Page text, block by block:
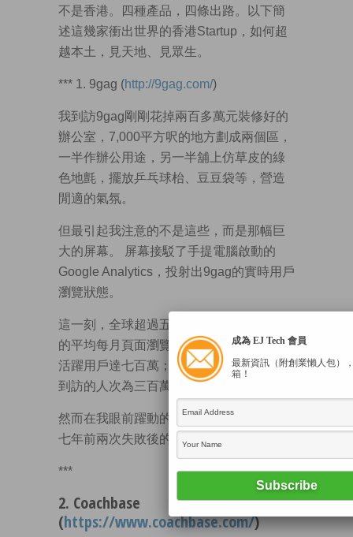
不是香港。四種產品，四條出路。以下簡
述這幾家衝出世界的香港Startup，如何超
越本土，見天地、見眾生。
*** 1. 9gag (http://9gag.com/)
我到訪9gag剛剛花掉兩百多萬元裝修好的
辦公室，7,000平方呎的地方劃成兩個區，
一半作辦公用途，另一半舖上仿草皮的綠
色地氈，擺放乒乓球枱、豆豆袋等，營造
閒適的氣氛。
但最引起我注意的不是這些，而是那幅巨
大的屏幕。 屏幕接駁了手提電腦啟動的
Google Analytics，投射出9gag的實時用戶
瀏覽狀態。
這一刻，全球超過五萬人同時在綫。9gag
的平均每月頁面瀏覽量，超過八億；每月
活躍用戶達七百萬；在其手機平台，每天
到訪的人次為三百萬。
然而在我眼前躍動的一切天文數字，都是
七年前兩次失敗後的結晶品。
***
2. Coachbase
(https://www.coachbase.com/)
成為 EJ Tech 會員
最新資訊（附創業懶人包）
箱！